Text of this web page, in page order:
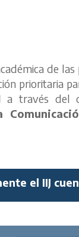
de
prioritaria
través del
el IIJ